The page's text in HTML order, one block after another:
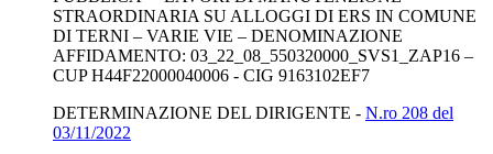
STRAORDINARIA SU ALLOGGI DI ERS IN COMUNE
DI TERNI – VARIE VIE – DENOMINAZIONE
AFFIDAMENTO: 03_22_08_550320000_SVS1_ZAP16 –
CUP H44F22000040006 - CIG 9163102EF7
DETERMINAZIONE DEL DIRIGENTE - N.ro 208 del
03/11/2022